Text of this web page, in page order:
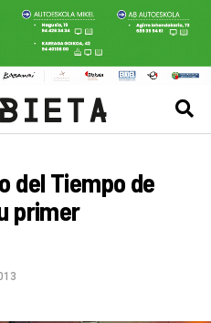
del Tiempo de
primer